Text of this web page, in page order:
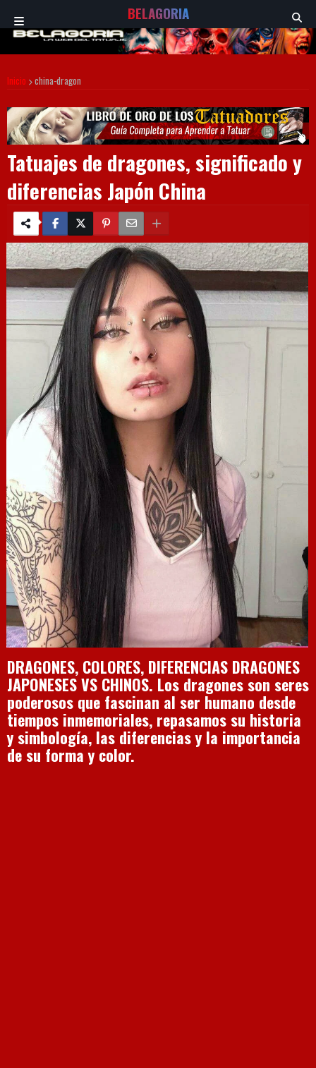
BELAGORIA
Inicio china-dragon
Tatuajes de dragones, significado y
diferencias Japón China
DRAGONES, COLORES, DIFERENCIAS DRAGONES
JAPONESES VS CHINOS. Los dragones son seres
poderosos que fascinan al ser humano desde
tiempos inmemoriales, repasamos su historia
y simbología, las diferencias y la importancia
de su forma y color.